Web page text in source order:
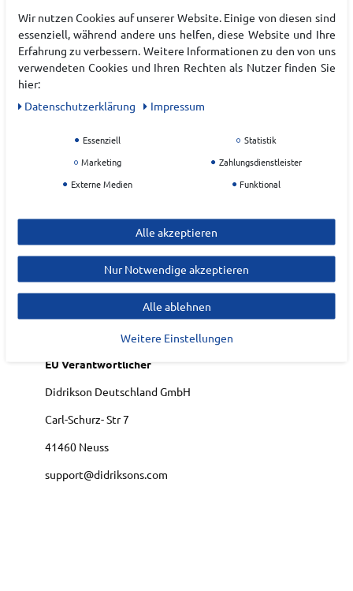
Zwei-Wege-Frontreißverschluss für gute Belüftung
und Bewegungsfreiheit. Praktische
Reißverschlusstaschen an der Außen- und Innenseite
bieten sicheren Stauraum für Ihre Habseligkeiten.
die Sichtbarkeit in der Dunkelheit.
Atmungsaktivität: 4,000 g/m²/24h
Designed in Schweden, produziert in China.
EAN:7333371409275
Materialzusammensetzung: Futter: 100% Polyamid;
Obermaterial: 100% Polyester
EU Verantwortlicher
Didrikson Deutschland GmbH
Carl-Schurz- Str7
41460 Neuss
support@didriksons.com
Wir nutzen Cookies auf unserer Website. Einige von diesen sind
essenziell, während andere uns helfen, diese Website und Ihre
Erfahrung zu verbessern. Weitere Informationen zu den von uns
verwendeten Cookies und Ihren Rechten als Nutzer finden Sie
hier:
Daten­schutz­erklärung
Impressum
Essenziell
Statistik
Marketing
Zahlungsdienstleister
Externe Medien
Funktional
Alle akzeptieren
Nur Notwendige akzeptieren
Alle ablehnen
Weitere Einstellungen